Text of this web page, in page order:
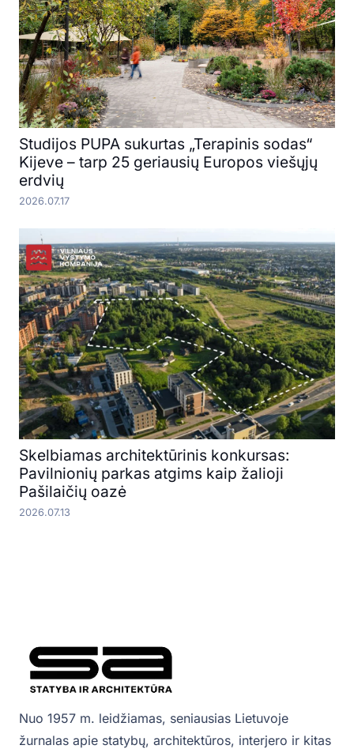
Studijos PUPA sukurtas „Terapinis sodas“
Kijeve – tarp 25 geriausių Europos viešųjų
erdvių
2026.07.17
Skelbiamas architektūrinis konkursas:
Pavilnionių parkas atgims kaip žalioji
Pašilaičių oazė
2026.07.13
Nuo 1957 m. leidžiamas, seniausias Lietuvoje
žurnalas apie statybų, architektūros, interjero ir kitas